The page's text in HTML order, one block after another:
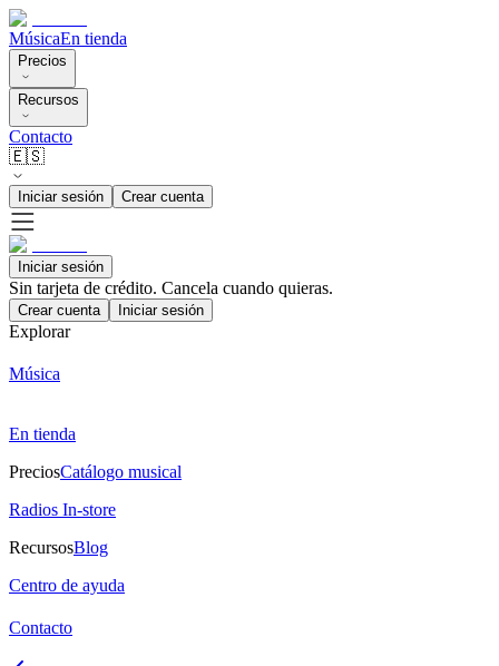
MúsicaEn tienda
Precios
Recursos
Contacto
🇪🇸
Iniciar sesión Crear cuenta
Iniciar sesión
Sin tarjeta de crédito. Cancela cuando quieras.
Crear cuenta Iniciar sesión
Explorar
Música
En tienda
PreciosCatálogo musical
Radios In-store
RecursosBlog
Centro de ayuda
Contacto